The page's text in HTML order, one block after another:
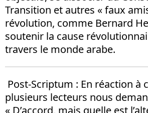
Transition et autres « faux
révolution, comme Bernard
soutenir la cause
travers le monde arabe.
Post-Scriptum : En réaction à
plusieurs lecteurs nous
« D’accord, mais quelle est